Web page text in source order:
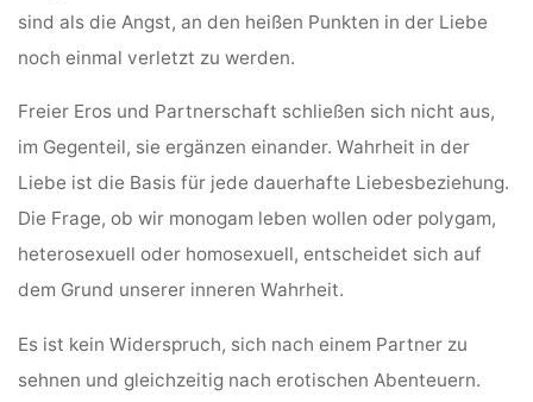
sind als die Angst, an den heißen Punkten in der Liebe
noch einmal verletzt zu werden.
Freier Eros und Partnerschaft schließen sich nicht aus,
im Gegenteil, sie ergänzen einander. Wahrheit in der
Liebe ist die Basis für jede dauerhafte Liebesbeziehung.
Die Frage, ob wir monogam leben wollen oder polygam,
heterosexuell oder homosexuell, entscheidet sich auf
dem Grund unserer inneren Wahrheit.
Es ist kein Widerspruch, sich nach einem Partner zu
sehnen und gleichzeitig nach erotischen Abenteuern.